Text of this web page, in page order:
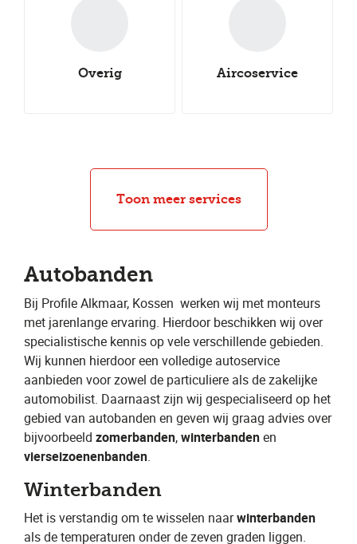
Overig Aircoservice
seasonbanden
Nieuwe zomerbanden Autocheck
Caravancheck Uitlijnen
Toon meer services
Autobanden
Bij Profile Alkmaar, Kossen ​ werken wij met monteurs
met jarenlange ervaring. Hierdoor beschikken wij over
specialistische kennis op vele verschillende gebieden.
Wij kunnen hierdoor een volledige autoservice
aanbieden voor zowel de particuliere als de zakelijke
automobilist. Daarnaast zijn wij gespecialiseerd op het
gebied van autobanden en geven wij graag advies over
bijvoorbeeld ​ zomerbanden​, ​winterbanden​ en ​
vierseizoenenbanden​.
Winterbanden
Het is verstandig om te wisselen naar ​winterbanden
als de temperaturen onder de zeven graden liggen.